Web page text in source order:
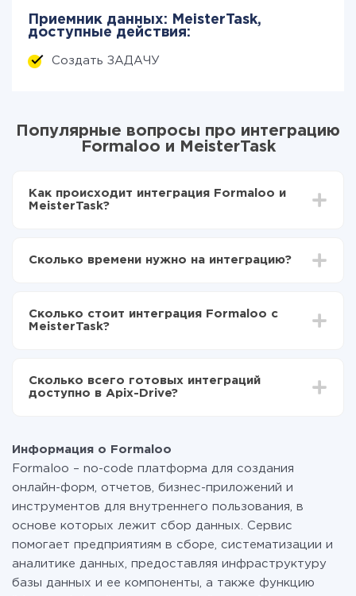
Приемник данных: MeisterTask,
доступные действия:
Создать ЗАДАЧУ
Популярные вопросы про интеграцию
Formaloo и MeisterTask
Как происходит интеграция Formaloo и
MeisterTask?
Выбираете какие данные передавать из Formaloo
Теперь данные будут автоматически
передаваться из Formaloo в MeisterTask
Сколько времени нужно на интеграцию?
отличаться и составлять от 5-ти до 30-минут. В
среднем настройка занимает 10-15 минут.
Сколько стоит интеграция Formaloo с
MeisterTask?
функционал. Вы оплачиваете только количество
данных, которые по факту передаются из одной
перейти на платный, при необходимости. Подробнее
отарифах.
Сколько всего готовых интеграций
доступно в Apix-Drive?
Информация о Formaloo
Formaloo – no-code платформа для создания
онлайн-форм, отчетов, бизнес-приложений и
инструментов для внутреннего пользования, в
основе которых лежит сбор данных. Сервис
помогает предприятиям в сборе, систематизации и
аналитике данных, предоставляя инфраструктуру
базы данных и ее компоненты, а также функцию